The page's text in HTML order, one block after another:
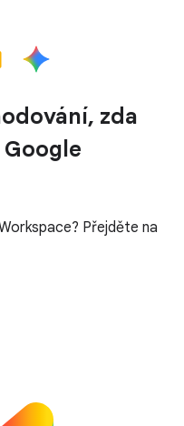
zda
Přejděte na